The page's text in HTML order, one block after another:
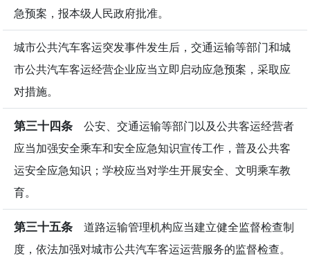
急预案，报本级人民政府批准。
城市公共汽车客运突发事件发生后，交通运输等部门和城
市公共汽车客运经营企业应当立即启动应急预案，采取应
对措施。
第三十四条 公安、交通运输等部门以及公共客运经营者
应当加强安全乘车和安全应急知识宣传工作，普及公共客
运安全应急知识；学校应当对学生开展安全、文明乘车教
育。
第三十五条 道路运输管理机构应当建立健全监督检查制
度，依法加强对城市公共汽车客运运营服务的监督检查。